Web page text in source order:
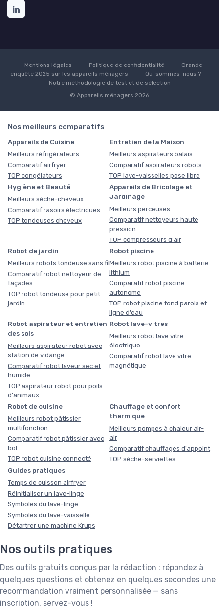
Mentions légales Politique de confidentialité
Grande
enquête 2025 sur les appareils ménagers
Qui sommes-nous ?
Notre méthodologie de test et de sélection
© Appareils ménagers 2026
Nos meilleurs comparatifs
Appareils de Cuisine
Meilleurs réfrigérateurs
Comparatif airfryer
TOP congélateurs
Entretien de la Maison
Meilleurs aspirateurs balais
Comparatif aspirateurs robots
TOP lave-vaisselles pose libre
Hygiène et Beauté
Meilleurs sèche-cheveux
Comparatif rasoirs électriques
TOP tondeuses cheveux
Appareils de Bricolage et
Jardinage
Meilleurs perceuses
Comparatif nettoyeurs haute
pression
TOP compresseurs d'air
Robot de jardin
Meilleurs robots tondeuse sans fil
Comparatif robot nettoyeur de
façades
TOP robot tondeuse pour petit
jardin
Robot piscine
Meilleurs robot piscine à batterie
lithium
Comparatif robot piscine
autonome
TOP robot piscine fond parois et
ligne d'eau
Robot aspirateur et entretien
des sols
Meilleurs aspirateur robot avec
station de vidange
Comparatif robot laveur sec et
humide
TOP aspirateur robot pour poils
d'animaux
Robot lave-vitres
Meilleurs robot lave vitre
électrique
Comparatif robot lave vitre
magnétique
Robot de cuisine
Meilleurs robot pâtissier
multifonction
Comparatif robot pâtissier avec
bol
TOP robot cuisine connecté
Chauffage et confort
thermique
Meilleurs pompes à chaleur air-
air
Comparatif chauffages d'appoint
TOP sèche-serviettes
Guides pratiques
Temps de cuisson airfryer
Réinitialiser un lave-linge
Symboles du lave-linge
Symboles du lave-vaisselle
Détartrer une machine Krups
Nos outils pratiques
Des outils gratuits conçus par la rédaction : répondez à
quelques questions et obtenez en quelques secondes une
recommandation vraiment personnalisée — sans
inscription, servez-vous !